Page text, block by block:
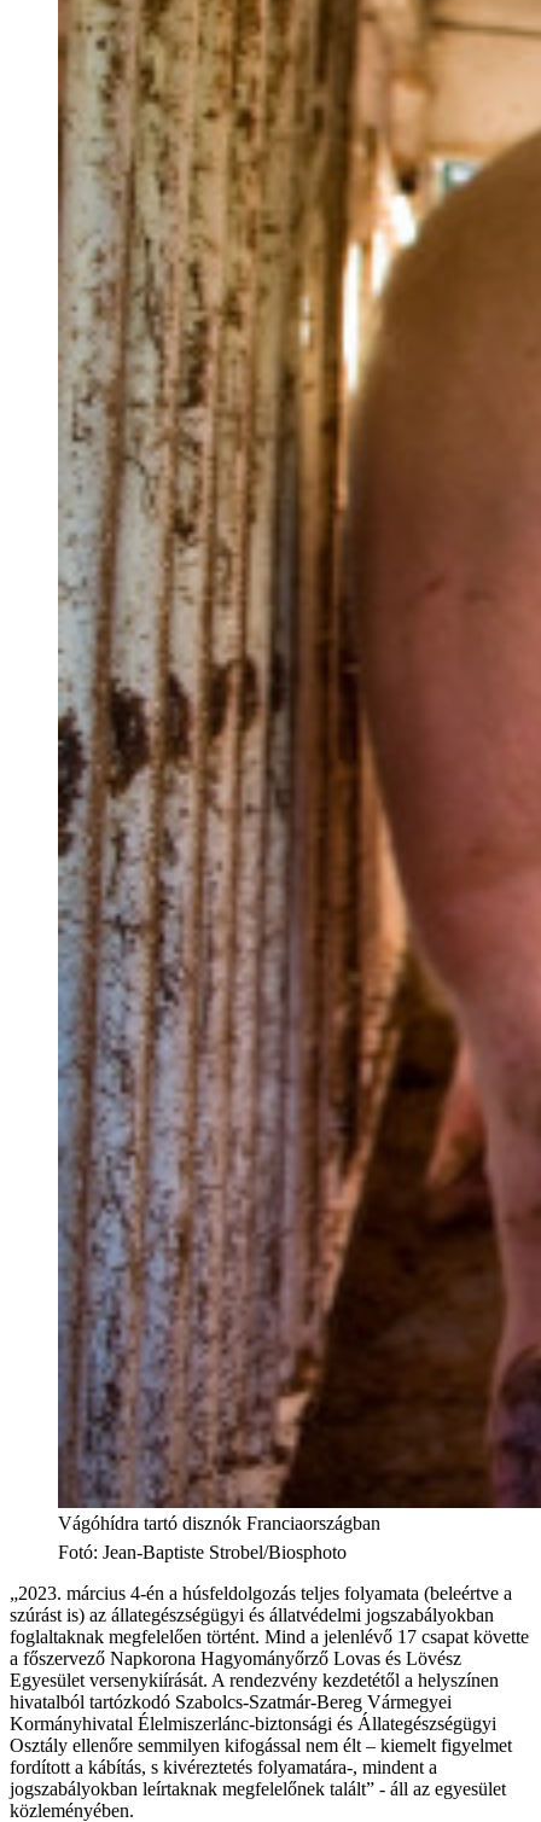
Vágóhídra tartó disznók Franciaországban
Fotó: Jean-Baptiste Strobel/Biosphoto
„2023. március 4-én a húsfeldolgozás teljes folyamata (beleértve a
szúrást is) az állategészségügyi és állatvédelmi jogszabályokban
foglaltaknak megfelelően történt. Mind a jelenlévő 17 csapat követte
a főszervező Napkorona Hagyományőrző Lovas és Lövész
Egyesület versenykiírását. A rendezvény kezdetétől a helyszínen
hivatalból tartózkodó Szabolcs-Szatmár-Bereg Vármegyei
Kormányhivatal Élelmiszerlánc-biztonsági és Állategészségügyi
Osztály ellenőre semmilyen kifogással nem élt – kiemelt figyelmet
fordított a kábítás, s kivéreztetés folyamatára-, mindent a
jogszabályokban leírtaknak megfelelőnek talált” - áll az egyesület
közleményében.